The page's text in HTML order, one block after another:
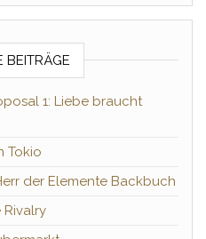
BEITRÄGE
1: Liebe braucht
Tokio
der Elemente Backbuch
Rivalry